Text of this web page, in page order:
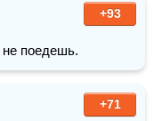
+93
не поедешь.
+71